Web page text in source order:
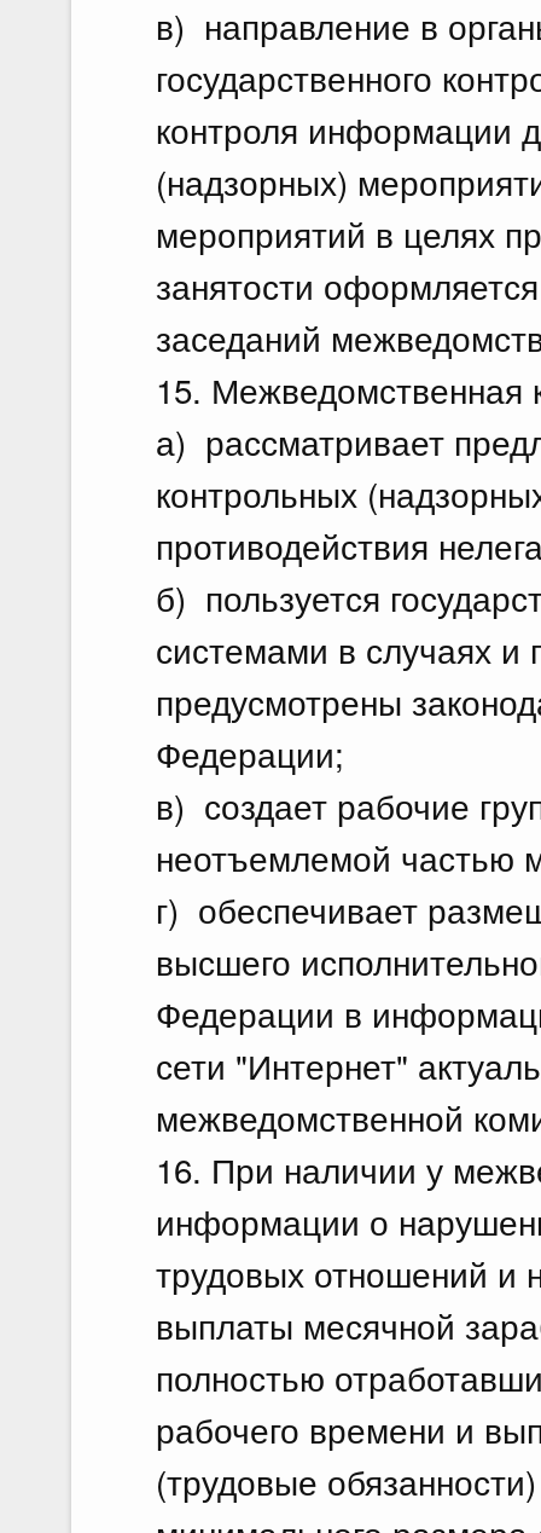
в) направление в
государственного
контроля информации
(надзорных)
мероприятий в целях
занятости
заседаний
15. Межведомственная
а) рассматривает
контрольных
противодействия
б) пользуется
системами в случаях и
предусмотрены
Федерации;
в) создает рабочие
неотъемлемой частью
г) обеспечивает
высшего
Федерации в
сети "Интернет"
межведомственной
16. При наличии у
информации о
трудовых отношений и
выплаты месячной
полностью
рабочего времени и
(трудовые